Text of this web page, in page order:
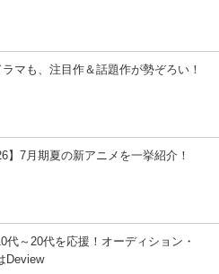
マも、注目作＆話題作が勢ぞろい！
】7月期夏の新アニメを一挙紹介！
代～20代を応援！オーディション・
Deview